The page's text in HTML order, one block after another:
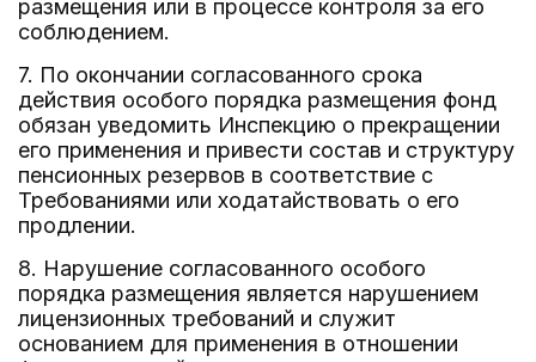
размещения или в процессе контроля за его
соблюдением.
7. По окончании согласованного срока
действия особого порядка размещения фонд
обязан уведомить Инспекцию о прекращении
его применения и привести состав и структуру
пенсионных резервов в соответствие с
Требованиями или ходатайствовать о его
продлении.
8. Нарушение согласованного особого
порядка размещения является нарушением
лицензионных требований и служит
основанием для применения в отношении